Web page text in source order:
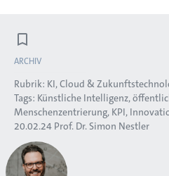
ARCHIV
Rubrik: KI, Cloud &
Tags: Künstliche Intelligenz
Menschenzentrierung KPI
20.02.24 Prof. Dr. Simon Nestler